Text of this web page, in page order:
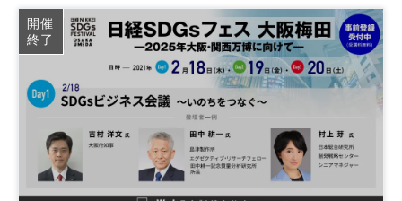
スポーツ 東京2020 オリンピック
五輪
開催
終了